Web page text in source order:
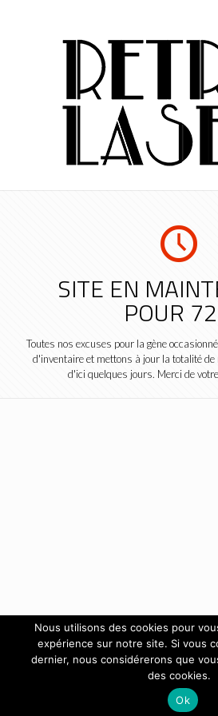
SITE EN
POUR
Toutes nos excuses pour la gène
d'inventaire et mettons à jour la totalité de
d'ici quelques jours. Merci de
Nous utilisons des cookies pour
expérience sur notre site. Si vous
dernier, nous considérerons que
des cookies.
Ok